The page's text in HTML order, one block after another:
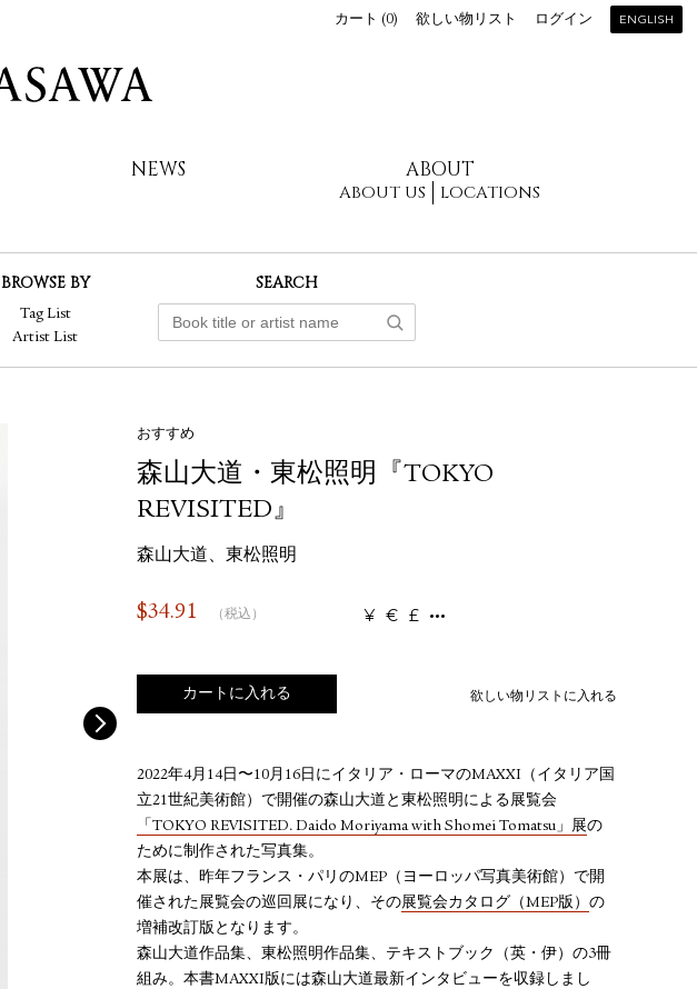
NEWS ABOUT
ABOUT US LOCATIONS
カート (0) 欲しい物リスト ログイン ENGLISH
BROWSE BY
Tag List
Artist List
SEARCH
おすすめ
森山大道・東松照明『TOKYO
REVISITED』
森山大道、 東松照明
$34.91 （税込） ¥ € £
カートに入れる 欲しい物リストに入れる
2022年4月14日〜10月16日にイタリア・ローマのMAXXI（イタリア国
立21世紀美術館）で開催の森山大道と東松照明による展覧会
「TOKYO REVISITED. Daido Moriyama with Shomei Tomatsu」展の
ために制作された写真集。
本展は、昨年フランス・パリのMEP（ヨーロッパ写真美術館）で開
催された展覧会の巡回展になり、その展覧会カタログ（MEP版） の
増補改訂版となります。
森山大道作品集、東松照明作品集、テキストブック（英・伊）の3冊
組み。本書MAXXI版には森山大道最新インタビューを収録しまし